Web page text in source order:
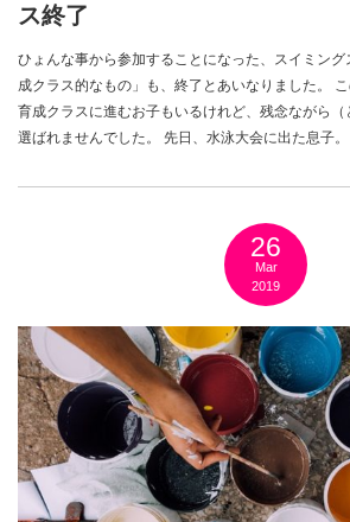
ス終了
ひょんな事から参加することになった、スイミン
成クラス的なもの」も、終了とあいなりました。
育成クラスに進むお子もいるけれど、残念ながら
選ばれませんでした。 先日、水泳大会に出た息子
26
Mar
2019